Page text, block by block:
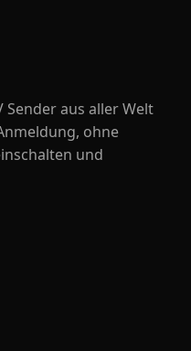
Sender aus aller Welt
ohne
und